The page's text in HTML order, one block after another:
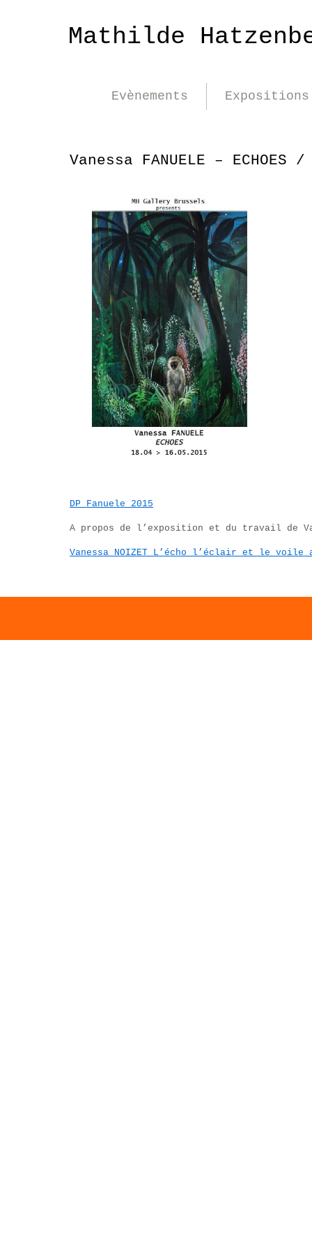
Mathilde
Evènements Expositions
Vanessa FANUELE –
DP Fanuele 2015
A propos de l’exposition et du travail de
Vanessa NOIZET L’écho l’éclair et le voile